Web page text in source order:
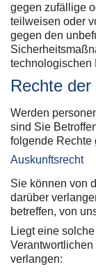
gegen zufällige
teilweisen oder
gegen den
technologischen
Rechte
Werden
sind Sie
folgende Rechte
Auskunftsrecht
Sie können von
darüber
betreffen, von
Liegt eine
verlangen: